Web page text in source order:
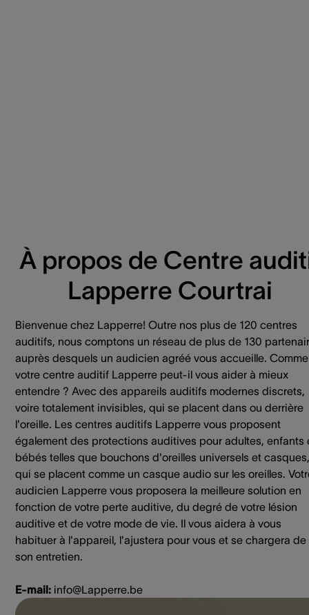
À propos de Centre
Lapperre Courtrai
Bienvenue chez Lapperre! Outre nos plus de 120 centres
auditifs, nous comptons un réseau de plus de 130
auprès desquels un audicien agréé vous accueille.
votre centre auditif Lapperre peut-il vous aider à mieux
entendre ? Avec des appareils auditifs modernes discrets,
voire totalement invisibles, qui se placent dans ou derrière
l'oreille. Les centres auditifs Lapperre vous proposent
également des protections auditives pour adultes, enfants
bébés telles que bouchons d'oreilles universels et casques,
qui se placent comme un casque audio sur les oreilles.
audicien Lapperre vous proposera la meilleure solution en
fonction de votre perte auditive, du degré de votre lésion
auditive et de votre mode de vie. Il vous aidera à vous
habituer à l'appareil, l'ajustera pour vous et se chargera de
son entretien.
E-mail: info@Lapperre.be